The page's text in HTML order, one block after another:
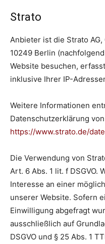
Strato
Anbieter ist die Strato
10249 Berlin
Website besuchen,
inklusive Ihrer IP-
Weitere Informationen
Datenschutzerklärung
https://www.strato.de/
Die Verwendung von
Art. 6 Abs. 1 lit. f DSGVO.
Interesse an einer
unserer Website. Sofern
Einwilligung abgefragt
ausschließlich auf
DSGVO und § 25 Abs. 1